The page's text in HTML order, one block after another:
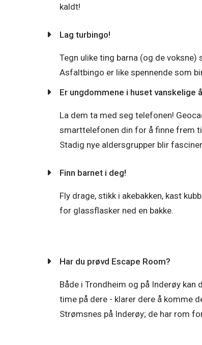
kaldt!
Lag turbingo!
Tegn ulike ting barna (og de voksne)
Er ungdommene i huset vanskelige
La dem ta med seg telefonen!
smarttelefonen din for å finne frem
Stadig nye aldersgrupper blir
Finn barnet i deg!
Fly drage, stikk i akebakken, kast
for glassflasker ned en bakke.
Har du prøvd Escape Room?
Både i Trondheim og på Inderøy
time på dere - klarer dere å komme
Strømsnes på Inderøy; de har rom